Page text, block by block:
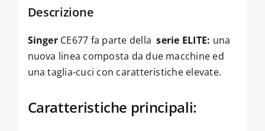
Descrizione
SingerCE677 fa parte della serie ELITE: una
nuova linea composta da due macchine ed
una taglia-cuci con caratteristiche elevate.
Caratteristiche principali: